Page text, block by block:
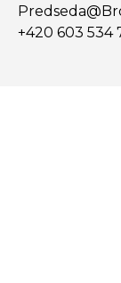
+420 603 534